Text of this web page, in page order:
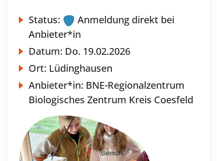
Status:
Anmeldung direkt bei
Anbieter*in
Datum: Do. 19.02.2026
Ort: Lüdinghausen
Anbieter*in: BNE-Regionalzentrum
Biologisches Zentrum Kreis Coesfeld